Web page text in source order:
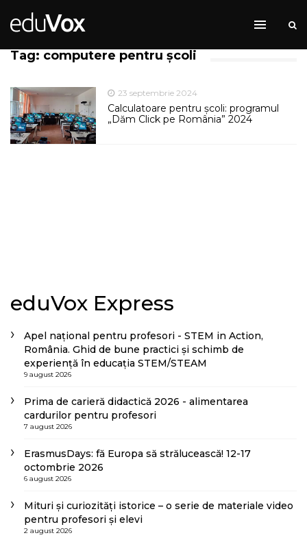
Tag: computere pentru școli
23 septembrie 2024
Calculatoare pentru școli: programul
„Dăm Click pe România” 2024
eduVox Express
Apel național pentru profesori - STEM in Action,
România. Ghid de bune practici și schimb de
experiență în educația STEM/STEAM
9 august 2026
Prima de carieră didactică 2026 - alimentarea
cardurilor pentru profesori
7 august 2026
ErasmusDays: fă Europa să strălucească! 12-17
octombrie 2026
6 august 2026
Mituri și curiozități istorice – o serie de materiale video
pentru profesori și elevi
2 august 2026